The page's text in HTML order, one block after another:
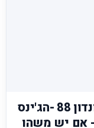
telavivi.net: לונדון 88 -הג'ינס
אם יש משהו